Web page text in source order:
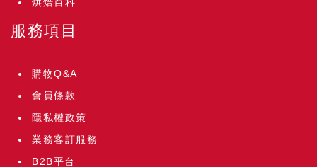
服務項目
購物Q&A
會員條款
隱私權政策
業務客訂服務
B2B平台